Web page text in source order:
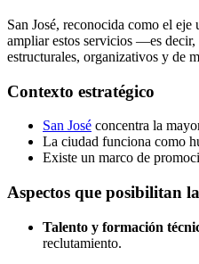
San José, reconocida como el
ampliar estos servicios —es
estructurales, organizativos y de
Contexto estratégico
San José concentra la
La ciudad funciona como
Existe un marco de
Aspectos que posibilitan
Talento y formación
reclutamiento.